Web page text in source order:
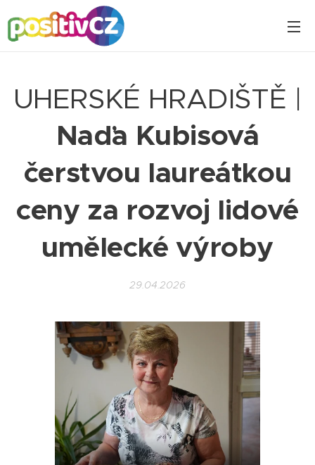
UHERSKÉ HRADIŠTĚ |
Naďa Kubisová
čerstvou laureátkou
ceny za rozvoj lidové
umělecké výroby
29.04.2026